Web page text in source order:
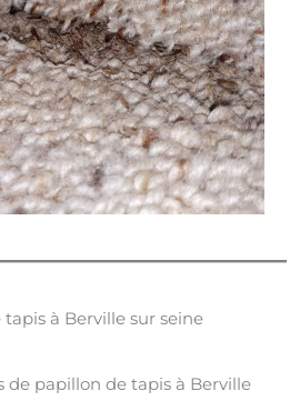
à Berville sur seine
de papillon de tapis à Berville